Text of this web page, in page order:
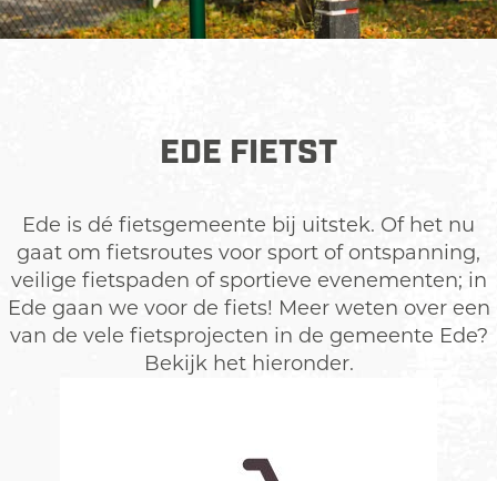
knooppuntenplanner!
t
EDE FIETST
Ede is dé fietsgemeente bij uitstek. Of het nu
gaat om fietsroutes voor sport of ontspanning,
veilige fietspaden of sportieve evenementen; in
Ede gaan we voor de fiets! Meer weten over een
van de vele fietsprojecten in de gemeente Ede?
Bekijk het hieronder.